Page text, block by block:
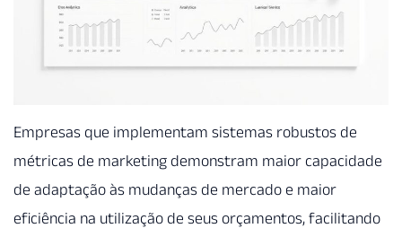
Empresas que implementam sistemas robustos de
métricas de marketing demonstram maior capacidade
de adaptação às mudanças de mercado e maior
eficiência na utilização de seus orçamentos, facilitando